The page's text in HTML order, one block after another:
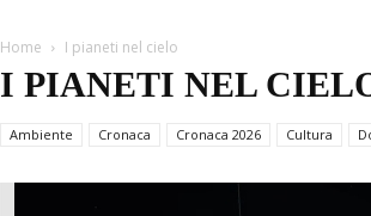
Home I pianeti nel cielo
I PIANETI NEL
Ambiente Cronaca Cronaca 2026 Cultura
Nel cielo di Marzo: